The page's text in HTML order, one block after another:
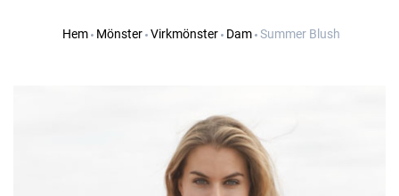
Hem Mönster Virkmönster Dam Summer Blush